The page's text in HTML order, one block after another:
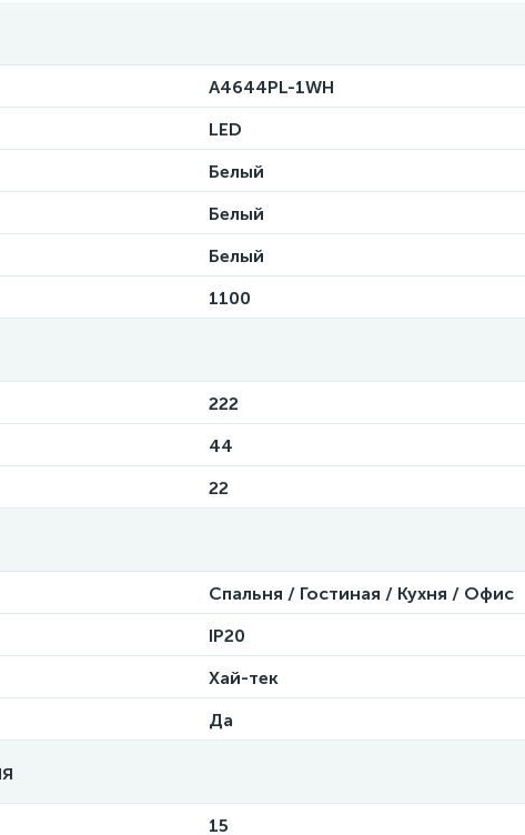
A4644PL-1WH
LED
Белый
Белый
Белый
1100
222
44
22
Спальня / Гостиная / Кухня / Офис
IP20
Хай-тек
Да
15